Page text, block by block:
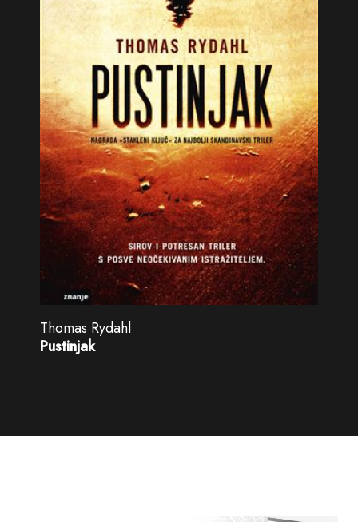
Thomas Rydahl
Pustinjak